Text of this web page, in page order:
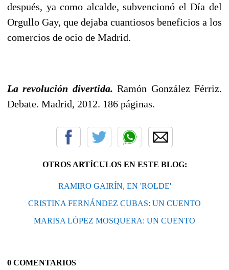
después, ya como alcalde, subvencionó el Día del
Orgullo Gay, que dejaba cuantiosos beneficios a los
comercios de ocio de Madrid.
La revolución divertida. Ramón González Férriz.
Debate. Madrid, 2012. 186 páginas.
OTROS ARTÍCULOS EN ESTE BLOG:
RAMIRO GAIRÍN, EN 'ROLDE'
CRISTINA FERNÁNDEZ CUBAS: UN CUENTO
MARISA LÓPEZ MOSQUERA: UN CUENTO
0 COMENTARIOS